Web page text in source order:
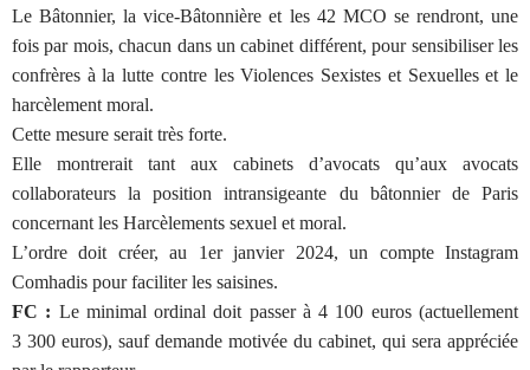
Le Bâtonnier, la vice-Bâtonnière et les 42 MCO se rendront, une
fois par mois, chacun dans un cabinet différent, pour sensibiliser les
confrères à la lutte contre les Violences Sexistes et Sexuelles et le
harcèlement moral.
Cette mesure serait très forte.
Elle montrerait tant aux cabinets d’avocats qu’aux avocats
collaborateurs la position intransigeante du bâtonnier de Paris
concernant les Harcèlements sexuel et moral.
L’ordre doit créer, au 1er janvier 2024, un compte Instagram
Comhadis pour faciliter les saisines.
FC : Le minimal ordinal doit passer à 4 100 euros (actuellement
3 300 euros), sauf demande motivée du cabinet, qui sera appréciée